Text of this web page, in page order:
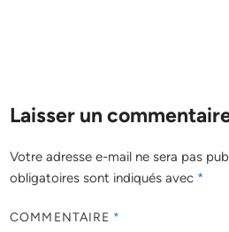
Laisser un
Votre adresse e-mail ne sera pas
obligatoires sont indiqués avec *
COMMENTAIRE *